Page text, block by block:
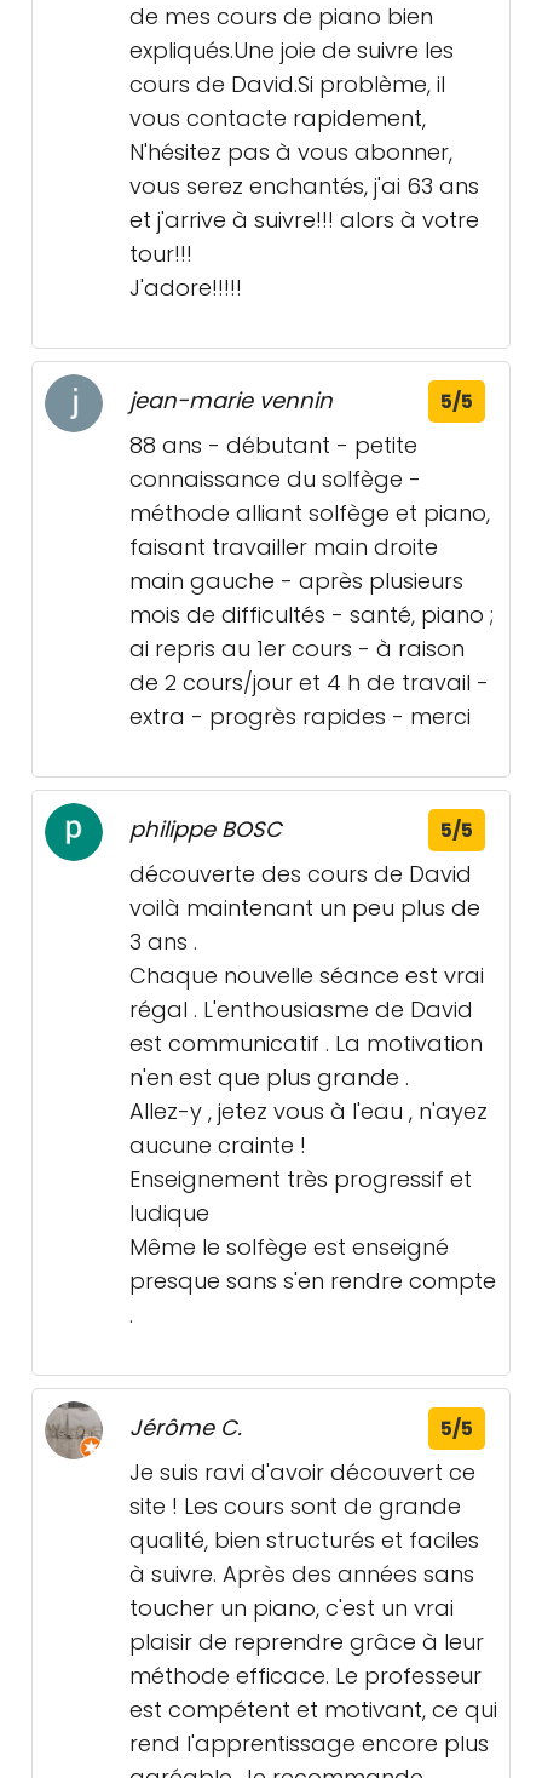
de mes cours de piano bien
expliqués.Une joie de suivre les
cours de David.Si problème, il
vous contacte rapidement,
N'hésitez pas à vous abonner,
vous serez enchantés, j'ai 63 ans
et j'arrive à suivre!!! alors à votre
tour!!!
J'adore!!!!!
jean-marie vennin 5/5
88 ans - débutant - petite
connaissance du solfège -
méthode alliant solfège et piano,
faisant travailler main droite
main gauche - après plusieurs
mois de difficultés - santé, piano ;
ai repris au 1er cours - à raison
de 2 cours/jour et 4 h de travail -
extra - progrès rapides - merci
philippe BOSC 5/5
découverte des cours de David
voilà maintenant un peu plus de
3 ans .
Chaque nouvelle séance est vrai
régal . L'enthousiasme de David
est communicatif . La motivation
n'en est que plus grande .
Allez-y , jetez vous à l'eau , n'ayez
aucune crainte !
Enseignement très progressif et
ludique
Même le solfège est enseigné
presque sans s'en rendre compte
.
Jérôme C. 5/5
Je suis ravi d'avoir découvert ce
site ! Les cours sont de grande
qualité, bien structurés et faciles
à suivre. Après des années sans
toucher un piano, c'est un vrai
plaisir de reprendre grâce à leur
méthode efficace. Le professeur
est compétent et motivant, ce qui
rend l'apprentissage encore plus